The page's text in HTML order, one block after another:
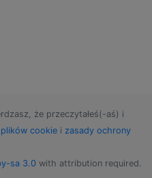
że przeczytałeś(-aś) i
cookie i zasady ochrony
sa 3.0 with attribution required.